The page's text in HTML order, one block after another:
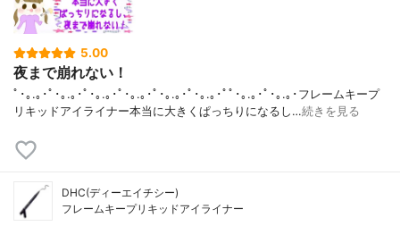
5.00
夜まで崩れない！
ﾟ･｡.｡･ﾟ･｡.｡･ﾟ･｡.｡･ﾟ･｡.｡･ﾟ･｡.｡･ﾟ･｡.｡･ﾟﾟ･｡.｡･ﾟ･｡.｡･フレームキープ
リキッドアイライナー本当に大きくぱっちりになるし…続きを見る
DHC(ディーエイチシー)
フレームキープリキッドアイライナー